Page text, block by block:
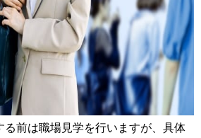
前は職場見学を行いますが、具体